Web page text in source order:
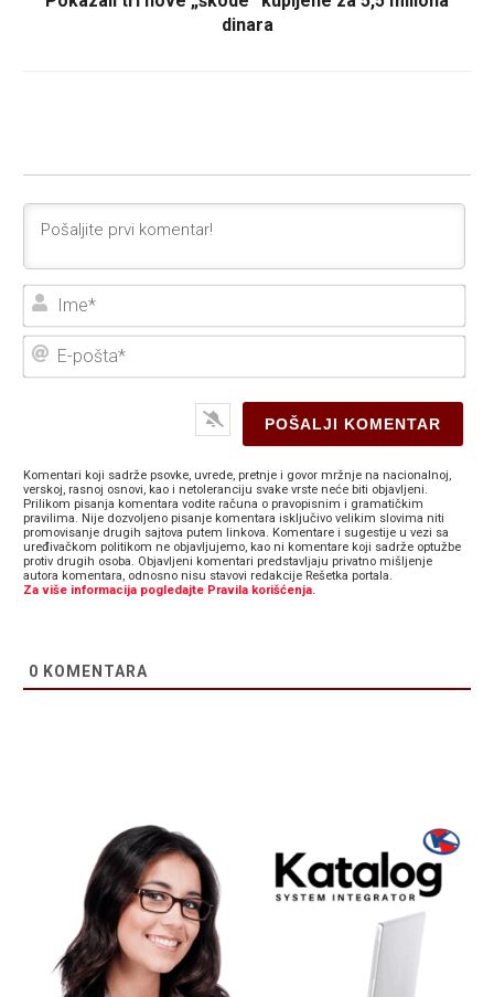
dinara
E-
Komentari koji sadrže psovke, uvrede, pretnje i govor mržnje na nacionalnoj,
verskoj, rasnoj osnovi, kao i netoleranciju svake vrste neće biti objavljeni.
Prilikom pisanja komentara vodite računa o pravopisnim i gramatičkim
pravilima. Nije dozvoljeno pisanje komentara isključivo velikim slovima niti
promovisanje drugih sajtova putem linkova. Komentare i sugestije u vezi sa
uređivačkom politikom ne objavljujemo, kao ni komentare koji sadrže optužbe
protiv drugih osoba. Objavljeni komentari predstavljaju privatno mišljenje
autora komentara, odnosno nisu stavovi redakcije Rešetka portala.
Za više informacija pogledajte Pravila korišćenja.
0 KOMENTARA